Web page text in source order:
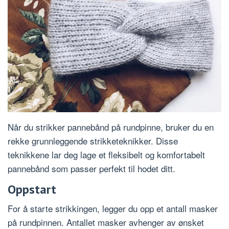
Når du strikker pannebånd på rundpinne, bruker du en
rekke grunnleggende strikketeknikker. Disse
teknikkene lar deg lage et fleksibelt og komfortabelt
pannebånd som passer perfekt til hodet ditt.
Oppstart
For å starte strikkingen, legger du opp et antall masker
på rundpinnen. Antallet masker avhenger av ønsket